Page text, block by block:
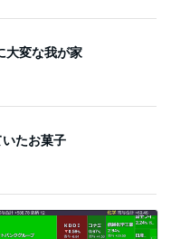
大変な我が家
たお菓子